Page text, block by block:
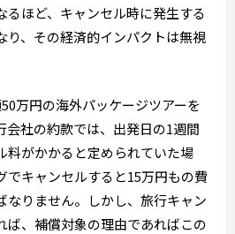
るほど、キャンセル時に発生する
り、その経済的インパクトは無視
万円の海外パッケージツアーを
会社の約款では、出発日の1週間
料がかかると定められていた場
でキャンセルすると15万円もの費
なりません。しかし、旅行キャン
ば、補償対象の理由であればこの